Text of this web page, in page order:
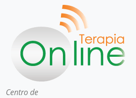
Centro de